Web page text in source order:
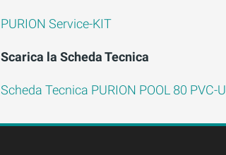
PURION Service-KIT
Scarica la Scheda Tecnica
Scheda Tecnica PURION POOL 80 PVC-U